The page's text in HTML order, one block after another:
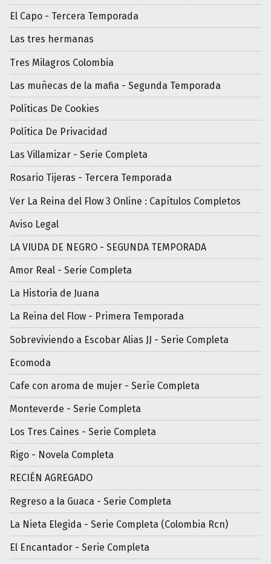
El Capo - Tercera Temporada
Las tres hermanas
Tres Milagros Colombia
Las muñecas de la mafia - Segunda Temporada
Políticas De Cookies
Política De Privacidad
Las Villamizar - Serie Completa
Rosario Tijeras - Tercera Temporada
Ver La Reina del Flow 3 Online : Capítulos Completos
Aviso Legal
LA VIUDA DE NEGRO - SEGUNDA TEMPORADA
Amor Real - Serie Completa
La Historia de Juana
La Reina del Flow - Primera Temporada
Sobreviviendo a Escobar Alias JJ - Serie Completa
Ecomoda
Cafe con aroma de mujer - Serìe Completa
Monteverde - Serie Completa
Los Tres Caines - Serie Completa
Rigo - Novela Completa
RECIÉN AGREGADO
Regreso a la Guaca - Serie Completa
La Nieta Elegida - Serie Completa (Colombia Rcn)
El Encantador - Serie Completa